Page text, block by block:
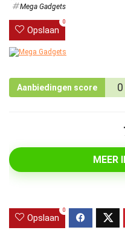
Mega Gadgets
Opslaan
0
Aanbiedingen score 0
MEER
Opslaan
0